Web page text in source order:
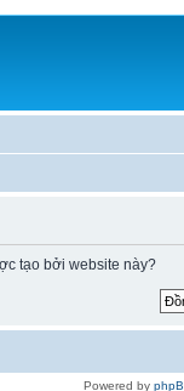
tạo bởi website này?
Powered by